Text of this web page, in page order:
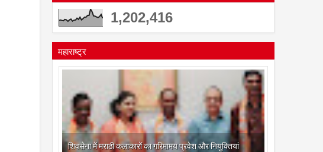
1,202,416
महाराष्ट्र
शिवसेना में मराठी कलाकारों का गरिमामय प्रवेश और नियुक्तियां